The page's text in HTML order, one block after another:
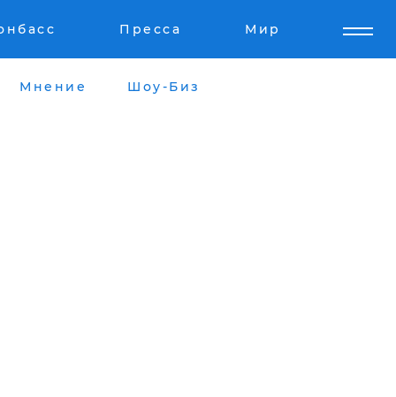
Пресса Мир
Мнение Шоу-Биз